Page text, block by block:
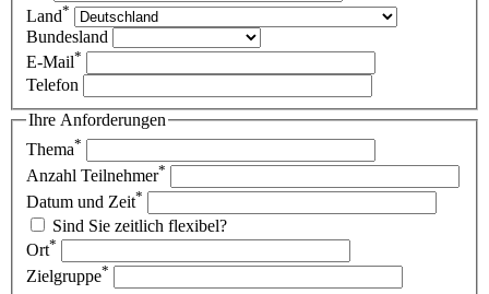
Land*
Bundesland
E-Mail*
Telefon
Ihre Anforderungen
Thema*
Anzahl Teilnehmer*
Datum und Zeit*
Sind Sie zeitlich flexibel?
Ort*
Zielgruppe*